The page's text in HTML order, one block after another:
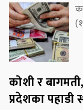
कोशी र
प्रदेशका पहाडी